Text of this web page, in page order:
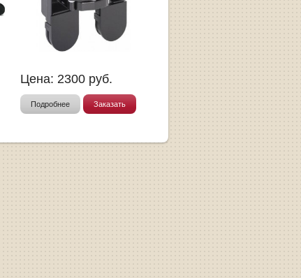
Цена: 2300 руб.
Подробнее Заказать